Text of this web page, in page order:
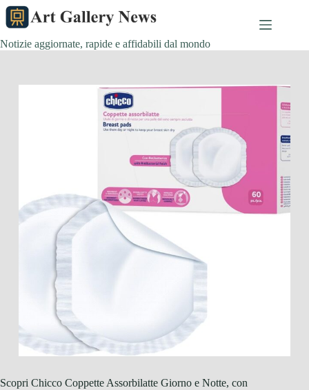
Salta
contenuto
Notizie aggiornate, rapide e affidabili dal mondo
Scopri Chicco Coppette Assorbilatte Giorno e Notte, con